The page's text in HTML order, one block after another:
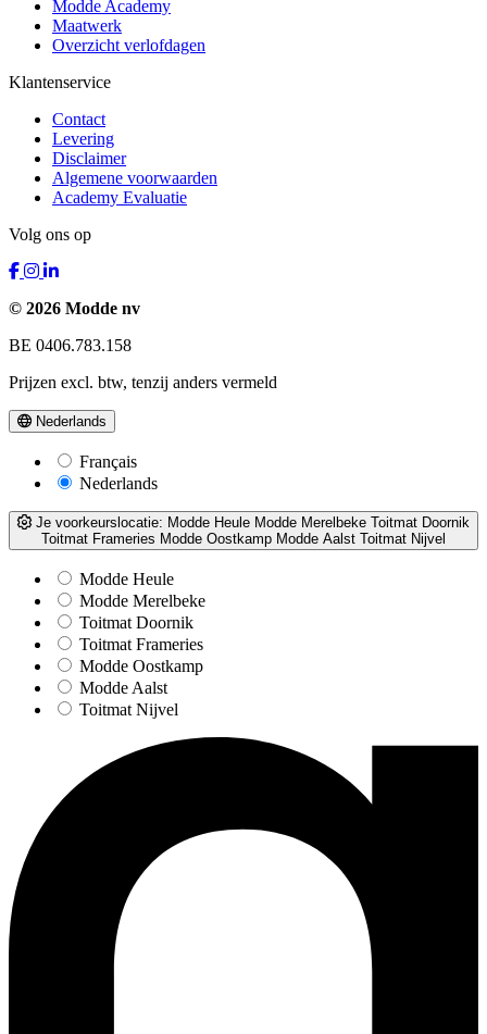
Modde Academy
Maatwerk
Overzicht verlofdagen
Klantenservice
Contact
Levering
Disclaimer
Algemene voorwaarden
Academy Evaluatie
Volg ons op
© 2026 Modde nv
BE 0406.783.158
Prijzen excl. btw, tenzij anders vermeld
Nederlands
Français
Nederlands
Je voorkeurslocatie: Modde Heule Modde Merelbeke Toitmat Doornik
Toitmat Frameries Modde Oostkamp Modde Aalst Toitmat Nijvel
Modde Heule
Modde Merelbeke
Toitmat Doornik
Toitmat Frameries
Modde Oostkamp
Modde Aalst
Toitmat Nijvel